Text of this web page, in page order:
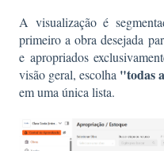
A visualização é
primeiro a obra desejada
e apropriados
visão geral, escolha "todas
em uma única lista.